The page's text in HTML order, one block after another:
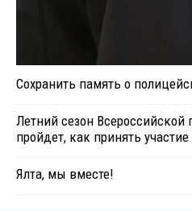
Сохранить память о
Летний сезон Всероссийской
пройдет, как принять участие
Ялта, мы вместе!